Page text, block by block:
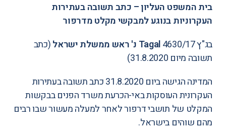
בית המשפט העליון – כתב תשובה בעתירות
העקרוניות בנוגע למבקשי מקלט מדרפור
בג"ץ 4630/17
Tagal נ' ראש ממשלת ישראל(כתב
תשובה מיום 31.8.2020
)
המדינה הגישה ביום 31.8.2020
כתב תשובה בעתירות
העקרונית העוסקות באי-הכרעת משרד הפנים בבקשות
המקלט של תושבי דרפור לאחר למעלה מעשור שבו רבים
מהם שוהים בישראל.